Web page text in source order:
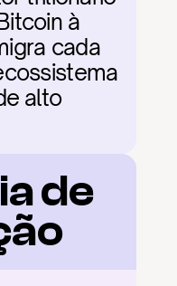
à
cada
alto
de